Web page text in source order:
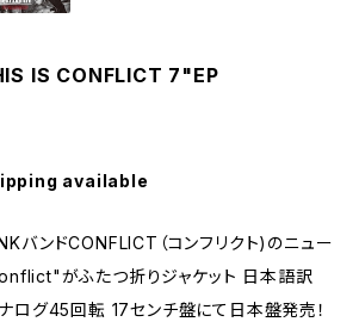
IS CONFLICT 7"EP
available
バンドCONFLICT（コンフリクト)のニュー
がふたつ折りジャケット 日本語訳
ログ45回転 17センチ盤にて日本盤発売！